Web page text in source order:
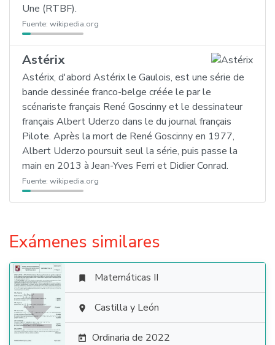
Une (RTBF).
Fuente: wikipedia.org
Astérix
Astérix, d'abord Astérix le Gaulois, est une série de
bande dessinée franco-belge créée le par le
scénariste français René Goscinny et le dessinateur
français Albert Uderzo dans le du journal français
Pilote. Après la mort de René Goscinny en 1977,
Albert Uderzo poursuit seul la série, puis passe la
main en 2013 à Jean-Yves Ferri et Didier Conrad.
Fuente: wikipedia.org
Exámenes similares

 Matemáticas II
 Castilla y León
 Ordinaria de 2022